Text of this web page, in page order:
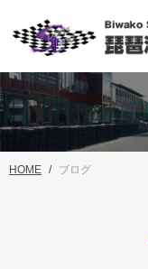
HOME ブログ